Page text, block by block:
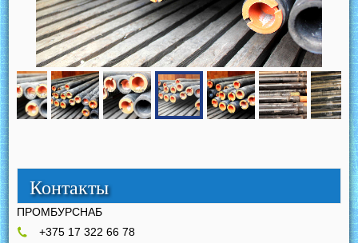
Контакты
ПРОМБУРСНАБ
+375 17 322 66 78